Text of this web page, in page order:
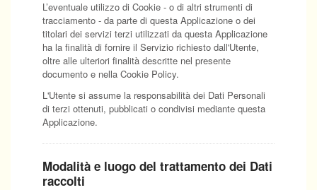
L’eventuale utilizzo di Cookie - o di altri strumenti di
tracciamento - da parte di questa Applicazione o dei
titolari dei servizi terzi utilizzati da questa Applicazione
ha la finalità di fornire il Servizio richiesto dall'Utente,
oltre alle ulteriori finalità descritte nel presente
documento e nella Cookie Policy.
L'Utente si assume la responsabilità dei Dati Personali
di terzi ottenuti, pubblicati o condivisi mediante questa
Applicazione.
Modalità e luogo del trattamento dei Dati
raccolti